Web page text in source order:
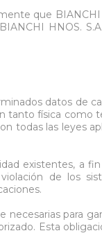
que
HNOS.
datos de
física como
todas las leyes
existentes, a
de los
para
Esta